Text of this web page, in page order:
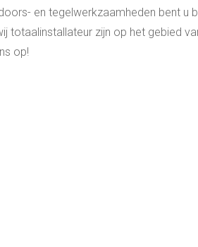
en tegelwerkzaamheden bent u
totaalinstallateur zijn op het gebied
op!